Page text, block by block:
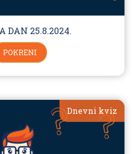
DAN 25.8.2024.
POKRENI
Dnevni kviz